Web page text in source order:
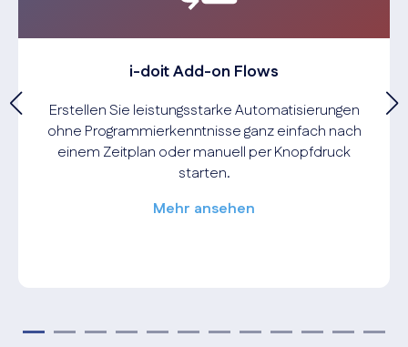
i-doit Add-on Flows
Erstellen Sie leistungsstarke Automatisierungen
ohne Programmierkenntnisse ganz einfach nach
einem Zeitplan oder manuell per Knopfdruck
starten.
Mehr ansehen